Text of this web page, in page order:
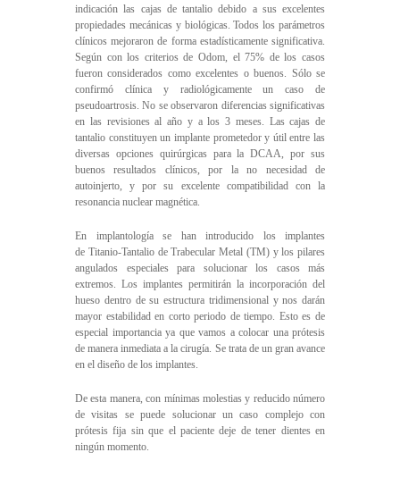
indicación las cajas de tantalio debido a sus excelentes
propiedades mecánicas y biológicas. Todos los parámetros
clínicos mejoraron de forma estadísticamente significativa.
Según con los criterios de Odom, el 75% de los casos
fueron considerados como excelentes o buenos. Sólo se
confirmó clínica y radiológicamente un caso de
pseudoartrosis. No se observaron diferencias significativas
en las revisiones al año y a los 3 meses. Las cajas de
tantalio constituyen un implante prometedor y útil entre las
diversas opciones quirúrgicas para la DCAA, por sus
buenos resultados clínicos, por la no necesidad de
autoinjerto, y por su excelente compatibilidad con la
resonancia nuclear magnética.
En implantología se han introducido los implantes
de Titanio-Tantalio de Trabecular Metal (TM) y los pilares
angulados especiales para solucionar los casos más
extremos. Los implantes permitirán la incorporación del
hueso dentro de su estructura tridimensional y nos darán
mayor estabilidad en corto periodo de tiempo. Esto es de
especial importancia ya que vamos a colocar una prótesis
de manera inmediata a la cirugía. Se trata de un gran avance
en el diseño de los implantes.
De esta manera, con mínimas molestias y reducido número
de visitas se puede solucionar un caso complejo con
prótesis fija sin que el paciente deje de tener dientes en
ningún momento.